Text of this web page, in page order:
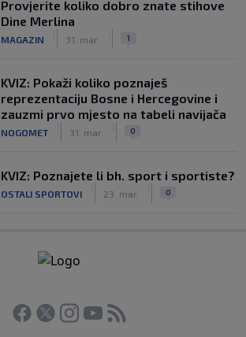
Provjerite koliko dobro znate stihove
Dine Merlina
MAGAZIN 31. mar. 1
KVIZ: Pokaži koliko poznaješ
reprezentaciju Bosne i Hercegovine i
zauzmi prvo mjesto na tabeli navijača
NOGOMET 31. mar. 0
KVIZ: Poznajete li bh. sport i sportiste?
OSTALI SPORTOVI 23. mar. 0